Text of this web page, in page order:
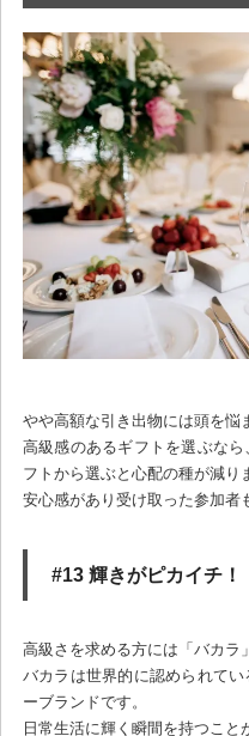
やや高額な引き出物には頭を悩
高級感のあるギフトを選ぶな
フトから選ぶと心配の種が減り
安心感があり受け取った参加者
#13 輝きがピカイチ
高級さを求める方には「バカラ
バカラは世界的に認められて
ーブランドです。
日常生活に輝く瞬間を持つこと